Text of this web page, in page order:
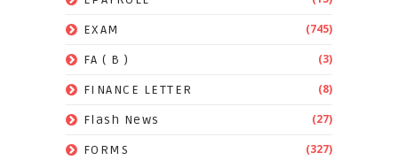
EXAM (745)
FA ( B ) (3)
FINANCE LETTER (8)
Flash News (27)
FORMS (327)